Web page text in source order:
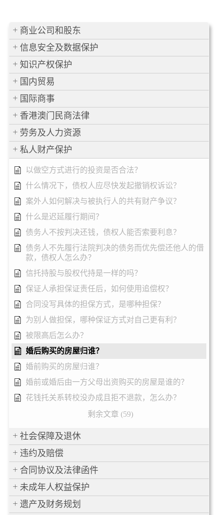
商业公司和股东
信息安全及数据保护
知识产权保护
国内贸易
国际商事
香港澳门民商法律
劳务及人力资源
私人财产保护
以做空方式进行的投资是否合法？
什么情况下，债权人应尽快发起撤销权诉讼？
案外人如何解决与被执行人的共有财产争议？
什么是迟延履行期间？
债务人不按判决还钱，债权人能否索要利息？
债务人不先履行法院判决的债务而优先偿还他人的借
款，债权人怎么办？
信托持股与股权代持是一样的吗？
保证人承担保证责任后，如何使用追偿权？
合同没写具体的担保方式，是哪种担保？
为别人做担保，哪种保证方式对自己更有利？
被限高后怎么办？
婚后购买的房屋归谁？
婚前购买的房屋归谁？
婚前或婚后由一方父母出资购买的房屋是谁的？
花钱托关系转校没办成且拒不退款，怎么办？
剩余文章 (59)
社会保障及退休
违约及赔偿
合同协议及法律函件
未成年人权益保护
遗产及财务规划